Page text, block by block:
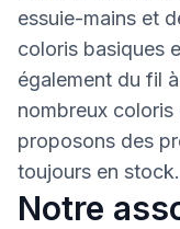
essuie-mains et
coloris basiques
également du fil
nombreux coloris
proposons des
toujours en stock.
Notre